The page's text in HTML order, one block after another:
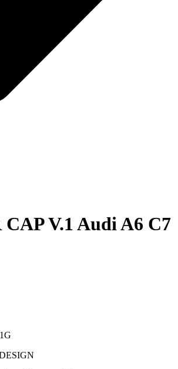
V.1 Audi A6 C7